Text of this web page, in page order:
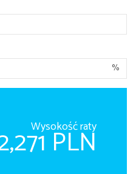
%
Wysokość raty
PLN